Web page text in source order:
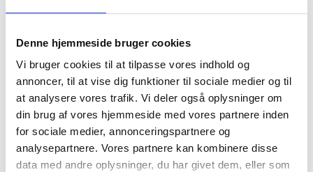
Denne hjemmeside bruger cookies
Vi bruger cookies til at tilpasse vores indhold og
annoncer, til at vise dig funktioner til sociale medier og til
at analysere vores trafik. Vi deler også oplysninger om
din brug af vores hjemmeside med vores partnere inden
for sociale medier, annonceringspartnere og
analysepartnere. Vores partnere kan kombinere disse
data med andre oplysninger, du har givet dem, eller som
irregulært udtryk på gangstien.
Produktinfo:
Længde: 42 cm
Bredde: 36 cm
Tykkelse: 2 cm
Vægt pr sten: ca. 6 kilo
Beregn 2-3 fliser pr. meter